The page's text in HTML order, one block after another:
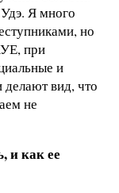
Я много
но
при
и
делают вид, что
не
и как ее